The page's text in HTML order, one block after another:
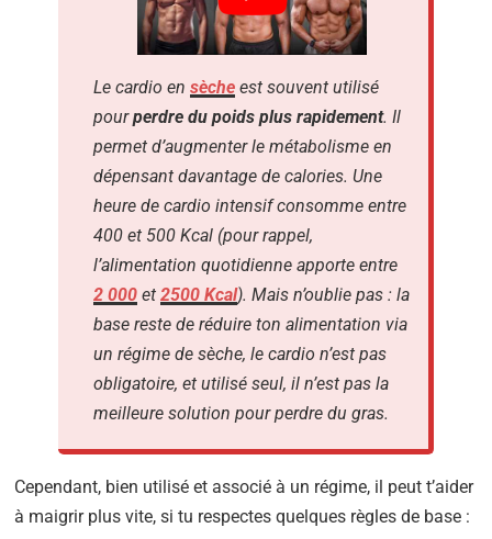
Le cardio ensèche est souvent utilisé
pourperdre du poids plus rapidement. Il
permet d’augmenter le métabolisme en
dépensant davantage de calories. Une
heure de cardio intensif consomme entre
400 et 500 Kcal (pour rappel,
l’alimentation quotidienne apporte entre
2 000 et2500 Kcal). Mais n’oublie pas : la
base reste de réduire ton alimentation via
un régime de sèche, le cardio n’est pas
obligatoire, et utilisé seul, il n’est pas la
meilleure solution pour perdre du gras.
Cependant, bien utilisé et associé à un régime, il peut t’aider
à maigrir plus vite, si tu respectes quelques règles de base :